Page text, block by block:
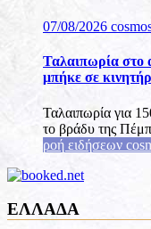
07/08/2026
Ταλαιπωρία στο
μπήκε σε
Ταλαιπωρία για
το βράδυ της
ροή ειδήσεων
ΕΛΛΑΔΑ